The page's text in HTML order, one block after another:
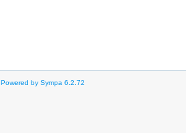
Powered by Sympa 6.2.72